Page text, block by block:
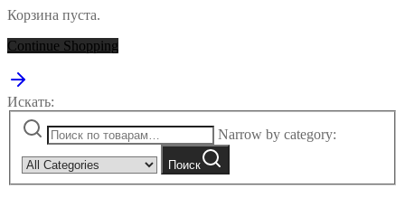
Корзина пуста.
Continue Shopping
Искать:
Narrow by category:
Поиск